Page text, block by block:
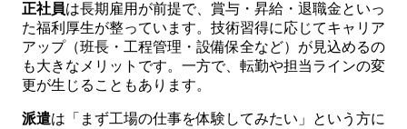
正社員は長期雇用が前提で、賞与・昇給・退職金といっ
た福利厚生が整っています。技術習得に応じてキャリア
アップ（班長・工程管理・設備保全など）が見込めるの
も大きなメリットです。一方で、転勤や担当ラインの変
更が生じることもあります。
派遣は「まず工場の仕事を体験してみたい」という方に